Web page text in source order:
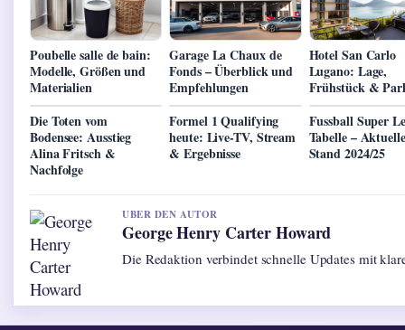
Poubelle salle de bain:
Modelle, Größen und
Materialien
Garage La Chaux de
Fonds – Überblick und
Empfehlungen
Hotel San Carlo
Lugano: Lage,
Frühstück &
Die Toten vom
Bodensee: Ausstieg
Alina Fritsch &
Nachfolge
Formel 1 Qualifying
heute: Live-TV, Stream
& Ergebnisse
Fussball Super
Tabelle –
Stand 2024/25
UBER DEN AUTOR
George Henry Carter Howard
Die Redaktion verbindet schnelle Updates mit